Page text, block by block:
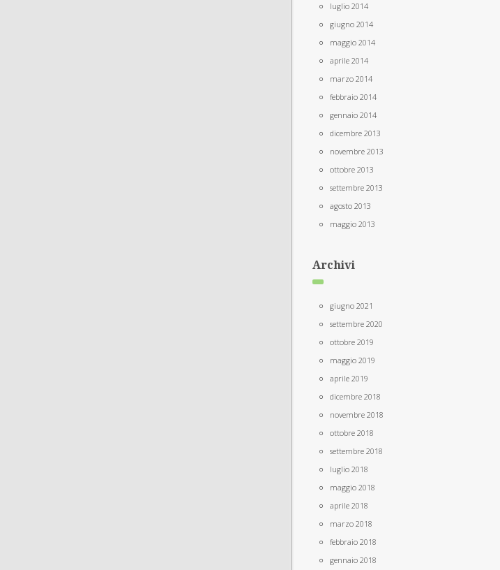
luglio 2014
giugno 2014
maggio 2014
aprile 2014
marzo 2014
febbraio 2014
gennaio 2014
dicembre 2013
novembre 2013
ottobre 2013
settembre 2013
agosto 2013
maggio 2013
Archivi
giugno 2021
settembre 2020
ottobre 2019
maggio 2019
aprile 2019
dicembre 2018
novembre 2018
ottobre 2018
settembre 2018
luglio 2018
maggio 2018
aprile 2018
marzo 2018
febbraio 2018
gennaio 2018